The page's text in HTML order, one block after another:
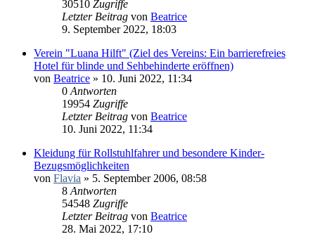
30510 Zugriffe
Letzter Beitrag von Beatrice
9. September 2022, 18:03
Verein "Luana Hilft" (Ziel des Vereins: Ein barrierefreies
Hotel für blinde und Sehbehinderte eröffnen)
von Beatrice » 10. Juni 2022, 11:34
0 Antworten
19954 Zugriffe
Letzter Beitrag von Beatrice
10. Juni 2022, 11:34
Kleidung für Rollstuhlfahrer und besondere Kinder-
Bezugsmöglichkeiten
von Flavia » 5. September 2006, 08:58
8 Antworten
54548 Zugriffe
Letzter Beitrag von Beatrice
28. Mai 2022, 17:10